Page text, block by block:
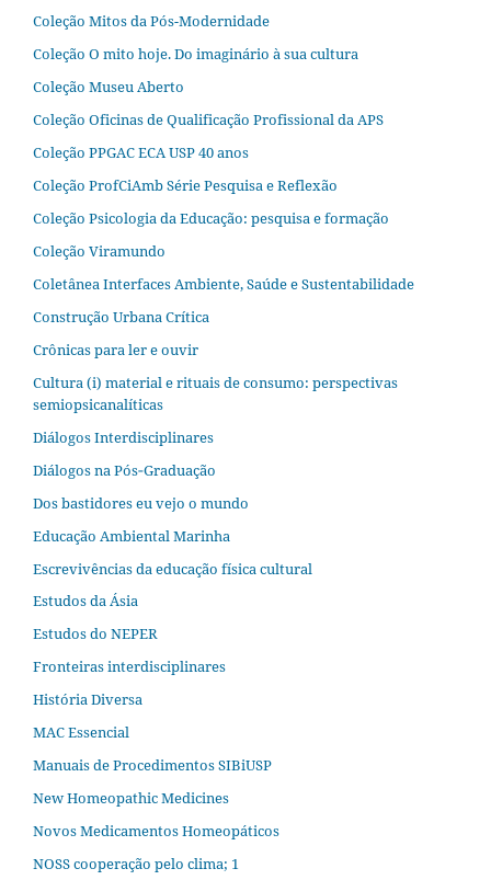
Coleção Mitos da Pós-Modernidade
Coleção O mito hoje. Do imaginário à sua cultura
Coleção Museu Aberto
Coleção Oficinas de Qualificação Profissional da APS
Coleção PPGAC ECA USP 40 anos
Coleção ProfCiAmb Série Pesquisa e Reflexão
Coleção Psicologia da Educação: pesquisa e formação
Coleção Viramundo
Coletânea Interfaces Ambiente, Saúde e Sustentabilidade
Construção Urbana Crítica
Crônicas para ler e ouvir
Cultura (i) material e rituais de consumo: perspectivas
semiopsicanalíticas
Diálogos Interdisciplinares
Diálogos na Pós‐Graduação
Dos bastidores eu vejo o mundo
Educação Ambiental Marinha
Escrevivências da educação física cultural
Estudos da Ásia​
Estudos do NEPER
Fronteiras interdisciplinares
História Diversa
MAC Essencial
Manuais de Procedimentos SIBiUSP
New Homeopathic Medicines
Novos Medicamentos Homeopáticos
NOSS cooperação pelo clima; 1